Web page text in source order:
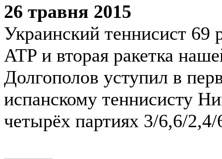
26 травня 2015
Украинский теннисист 69
ATP и вторая ракетка
Долгополов уступил в
испанскому теннисисту
четырёх партиях 3/6,6/